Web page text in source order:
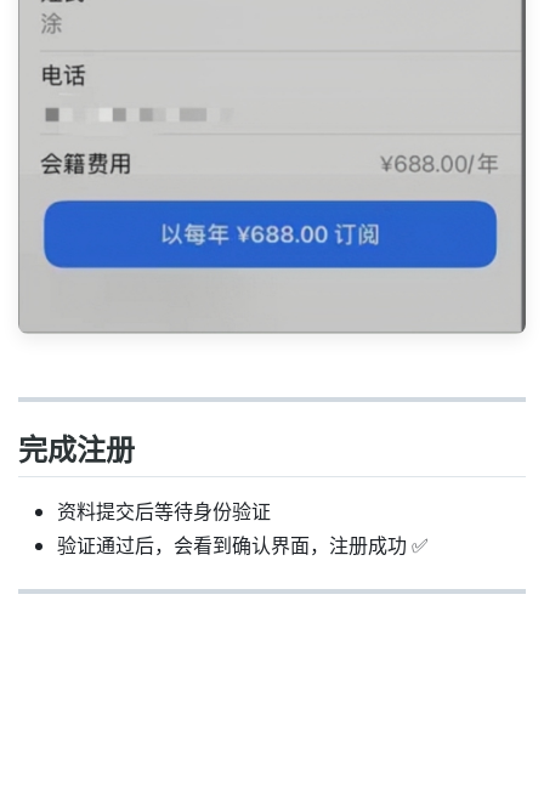
完成注册
资料提交后等待身份验证
验证通过后，会看到确认界面，注册成功 ✅